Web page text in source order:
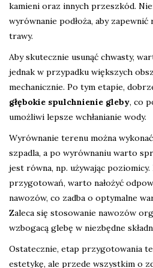
kamieni oraz innych przeszkód.
wyrównanie podłoża, aby
trawy.
Aby skutecznie usunąć chwasty,
jednak w przypadku większych
mechanicznie. Po tym etapie,
głębokie spulchnienie gleby, co
umożliwi lepsze wchłanianie wody.
Wyrównanie terenu można
szpadla, a po wyrównaniu warto
jest równa, np. używając
przygotowań, warto nałożyć
nawozów, co zadba o optymalne
Zaleca się stosowanie nawozów
wzbogacą glebę w niezbędne
Ostatecznie, etap przygotowania
estetykę, ale przede wszystkim o